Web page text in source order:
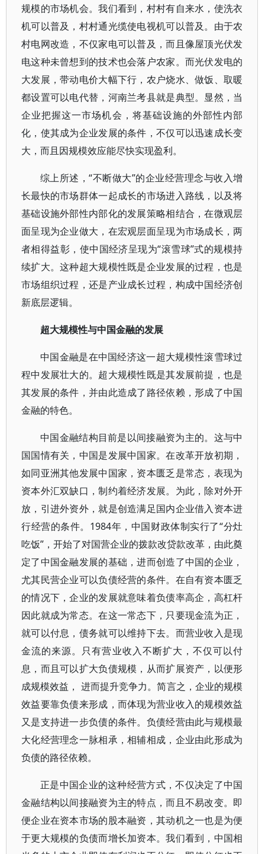
规模的市场机会。我们看到，村村有自来水，使洗衣
机可以普及，村村通光缆使电视机可以普及。由于农
村电网改造，不仅家电可以普及，而且像屋顶光伏发
电这种未曾想到的技术也会落户农家。而光伏发电的
大发展，带动电价大幅下行，农户烧水、做饭、取暖
都设置可以电代替，河南兰考县就是典型。显然，当
企业把握这一市场机会，将基础设施的外部性内部
化，使其成为企业发展的条件，不仅可以迅速成长变
大，而且因规模效应能尽快实现盈利。
综上所述，“不断做大”的企业经营理念与收入增
长最快的市场群体一起成长的市场进入路线，以及将
基础设施外部性内部化的发展策略相结合，在微观层
面呈现为企业做大，在宏观层面呈现为市场成长，两
者相得益彰，使中国经济呈现为“滚雪球”式的规模持
续扩大。这种超大规模性既是企业发展的过程，也是
市场组织过程，还是产业成长过程，构成中国经济创
新底层逻辑。
超大规模性与中国金融的发展
中国金融是在中国经济这一超大规模性滚雪球过
程中发展壮大的。超大规模性既是其发展前提，也是
其发展的条件，并由此造成了路径依赖，形成了中国
金融的特色。
中国金融结构目前是以间接融资为主的。这与中
国国情有关，中国是发展中国家。在改革开放初期，
如同亚洲其他发展中国家，资本匮乏是常态，表现为
资本外汇双缺口，制约着经济发展。为此，除对外开
放，引进外资外，就是创造满足国内企业借入资本进
行经营的条件。1984年，中国财政体制实行了“分灶
吃饭”，开始了对国营企业的拨款改贷款改革，由此奠
定了中国金融发展的基础，进而创造了中国的企业，
尤其民营企业可以负债经营的条件。在自有资本匮乏
的情况下，企业的发展就意味着负债率高企，高杠杆
因此就成为常态。在这一常态下，只要现金流为正，
就可以付息，债务就可以维持下去。而营业收入是现
金流的来源。只有营业收入不断扩大，不仅可以付
息，而且可以扩大负债规模，从而扩展资产，以便形
成规模效益， 进而提升竞争力。简言之，企业的规模
效益要靠负债来形成，而体现为营业收入的规模效益
又是支持进一步负债的条件。负债经营由此与规模最
大化经营理念一脉相承，相辅相成，企业由此形成为
负债的路径依赖。
正是中国企业的这种经营方式，不仅决定了中国
金融结构以间接融资为主的特点，而且不易改变。即
便企业在资本市场的股本融资，其动机之一也是为便
于更大规模的负债而增长加资本。我们看到，中国相